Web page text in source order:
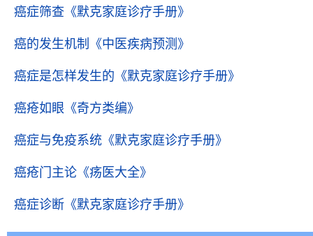
癌症筛查 《默克家庭诊疗手册》
癌的发生机制 《中医疾病预测》
癌症是怎样发生的 《默克家庭诊疗手册》
癌疮如眼 《奇方类编》
癌症与免疫系统 《默克家庭诊疗手册》
癌疮门主论 《疡医大全》
癌症诊断 《默克家庭诊疗手册》